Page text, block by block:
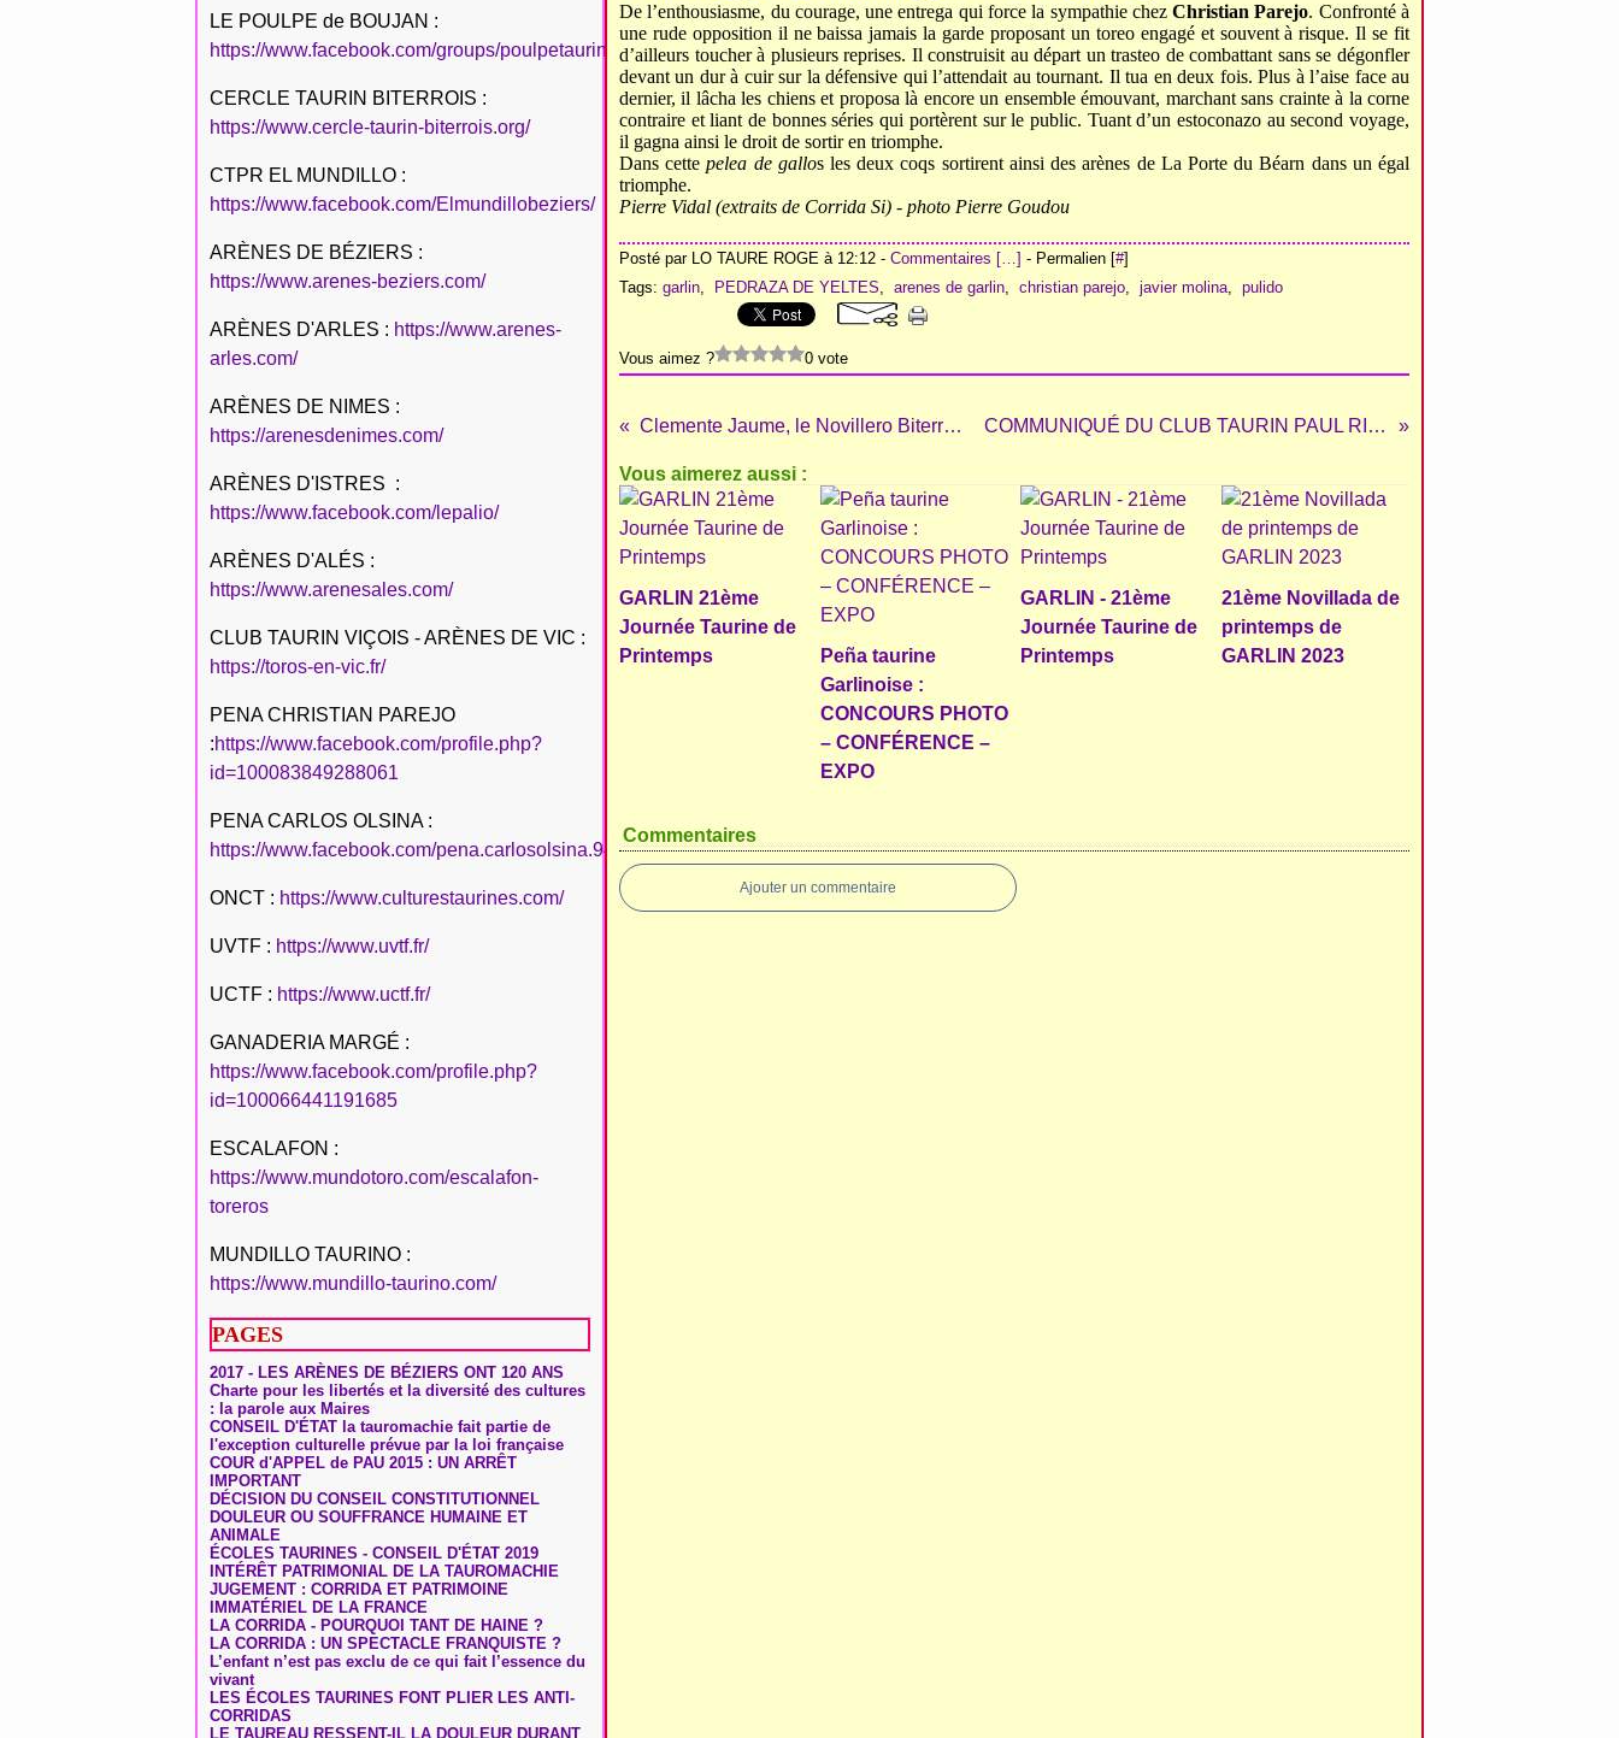
LE POULPE de BOUJAN :
https://www.facebook.com/groups/poulpetaurinboujan/
CERCLE TAURIN BITERROIS :
https://www.cercle-taurin-biterrois.org/
CTPR EL MUNDILLO :
https://www.facebook.com/Elmundillobeziers/
ARÈNES DE BÉZIERS :
https://www.arenes-beziers.com/
ARÈNES D'ARLES : https://www.arenes-
arles.com/
ARÈNES DE NIMES :
https://arenesdenimes.com/
ARÈNES D'ISTRES :
https://www.facebook.com/lepalio/
ARÈNES D'ALÉS :
https://www.arenesales.com/
CLUB TAURIN VIÇOIS - ARÈNES DE VIC :
https://toros-en-vic.fr/
PENA CHRISTIAN PAREJO
:https://www.facebook.com/profile.php?
id=100083849288061
PENA CARLOS OLSINA :
https://www.facebook.com/pena.carlosolsina.94
ONCT : https://www.culturestaurines.com/
UVTF : https://www.uvtf.fr/
UCTF : https://www.uctf.fr/
GANADERIA MARGÉ :
https://www.facebook.com/profile.php?
id=100066441191685
ESCALAFON :
https://www.mundotoro.com/escalafon-
toreros
MUNDILLO TAURINO :
https://www.mundillo-taurino.com/
PAGES
2017 - LES ARÈNES DE BÉZIERS ONT 120 ANS
Charte pour les libertés et la diversité des cultures
: la parole aux Maires
CONSEIL D'ÉTAT la tauromachie fait partie de
l'exception culturelle prévue par la loi française
COUR d'APPEL de PAU 2015 : UN ARRÊT
IMPORTANT
DÉCISION DU CONSEIL CONSTITUTIONNEL
DOULEUR OU SOUFFRANCE HUMAINE ET
ANIMALE
ÉCOLES TAURINES - CONSEIL D'ÉTAT 2019
INTÉRÊT PATRIMONIAL DE LA TAUROMACHIE
JUGEMENT : CORRIDA ET PATRIMOINE
IMMATÉRIEL DE LA FRANCE
LA CORRIDA - POURQUOI TANT DE HAINE ?
LA CORRIDA : UN SPECTACLE FRANQUISTE ?
L’enfant n’est pas exclu de ce qui fait l’essence du
vivant
LES ÉCOLES TAURINES FONT PLIER LES ANTI-
CORRIDAS
LE TAUREAU RESSENT-IL LA DOULEUR DURANT
De l’enthousiasme, du courage, une entrega qui force la sympathie chezChristian Parejo. Confronté à
une rude opposition il ne baissa jamais la garde proposant un toreo engagé et souvent à risque. Il se fit
d’ailleurs toucher à plusieurs reprises. Il construisit au départ un trasteo de combattant sans se dégonfler
devant un dur à cuir sur la défensive qui l’attendait au tournant. Il tua en deux fois. Plus à l’aise face au
dernier, il lâcha les chiens et proposa là encore un ensemble émouvant, marchant sans crainte à la corne
contraire et liant de bonnes séries qui portèrent sur le public. Tuant d’un estoconazo au second voyage,
il gagna ainsi le droit de sortir en triomphe.
Dans cettepelea de gallos les deux coqs sortirent ainsi des arènes de La Porte du Béarn dans un égal
triomphe.
Pierre Vidal (extraits de Corrida Si) - photo Pierre Goudou
Posté par LO TAURE ROGE à 12:12 - Commentaires […] - Permalien [#]
Tags: garlin, PEDRAZA DE YELTES, arenes de garlin, christian parejo, javier molina, pulido
Vous aimez ? 0 vote
Clemente Jaume, le Novillero Biterrois, a sa Pena COMMUNIQUÉ DU CLUB TAURIN PAUL RICARD D’ARLES
Vous aimerez aussi :
GARLIN 21ème
Journée Taurine de
Printemps
Peña taurine
Garlinoise :
CONCOURS PHOTO
– CONFÉRENCE –
EXPO
GARLIN - 21ème
Journée Taurine de
Printemps
21ème Novillada de
printemps de
GARLIN 2023
Commentaires
Ajouter un commentaire